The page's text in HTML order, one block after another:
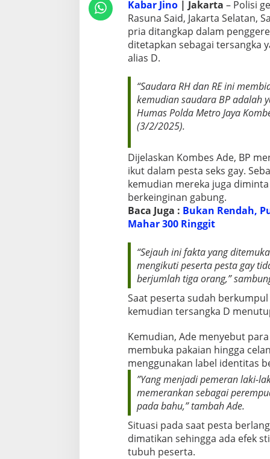
t
u
K
a
m
Kabar Jino| Jakarta – Polisi
Rasuna Said, Jakarta Selatan,
pria ditangkap dalam
ditetapkan sebagai tersangka
alias D.
“Saudara RH dan RE ini
kemudian saudara BP adalah
Humas Polda Metro Jaya
(3/2/2025).
Dijelaskan Kombes Ade, BP
ikut dalam pesta seks gay.
kemudian mereka juga
berkeinginan gabung.
Baca Juga : Bukan Rendah,
Mahar 300 Ringgit
“Sejauh ini fakta yang
mengikuti peserta pesta gay
berjumlah tiga orang,”
Saat peserta sudah
kemudian tersangka D
Kemudian, Ade menyebut
membuka pakaian hingga
menggunakan label identitas
”Yang menjadi pemeran laki-
memerankan sebagai
pada bahu,” tambah Ade.
Situasi pada saat pesta
dimatikan sehingga ada efek
tubuh peserta.